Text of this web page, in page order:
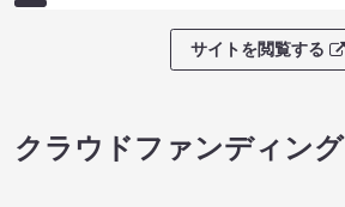
サイトを閲覧する
クラウドファンディング